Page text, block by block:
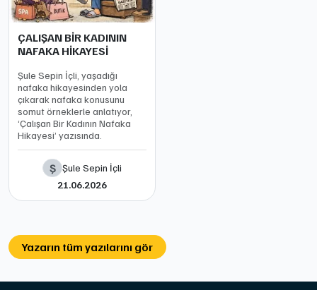
ÇALIŞAN BİR KADININ
NAFAKA HİKAYESİ
Şule Sepin İçli, yaşadığı
nafaka hikayesinden yola
çıkarak nafaka konusunu
somut örneklerle anlatıyor,
‘Çalışan Bir Kadının Nafaka
Hikayesi’ yazısında.
Ş Şule Sepin İçli
21.06.2026
Yazarın tüm yazılarını gör